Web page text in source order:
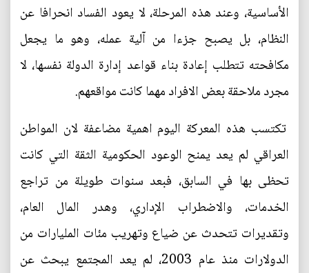
الأساسية، وعند هذه المرحلة، لا يعود الفساد انحرافا عن
النظام، بل يصبح جزءا من آلية عمله، وهو ما يجعل
مكافحته تتطلب إعادة بناء قواعد إدارة الدولة نفسها، لا
مجرد ملاحقة بعض الافراد مهما كانت مواقعهم.
تكتسب هذه المعركة اليوم اهمية مضاعفة لان المواطن
العراقي لم يعد يمنح الوعود الحكومية الثقة التي كانت
تحظى بها في السابق، فبعد سنوات طويلة من تراجع
الخدمات، والاضطراب الإداري، وهدر المال العام،
وتقديرات تتحدث عن ضياع وتهريب مئات المليارات من
الدولارات منذ عام 2003، لم يعد المجتمع يبحث عن